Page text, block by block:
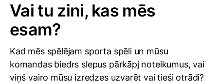
Vai tu zini, kas mēs
esam?
Kad mēs spēlējam sporta spēli un mūsu
komandas biedrs slepus pārkāpj noteikumus, vai
viņš vairo mūsu izredzes uzvarēt vai tieši otrādi?